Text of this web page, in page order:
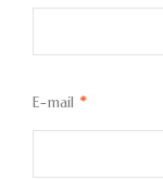
E-mail *